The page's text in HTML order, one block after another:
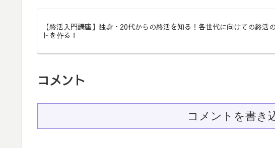
【終活入門講座】独身・20代からの終活を知る！各世代に向けての終活
トを作る！
コメント
コメントを書き